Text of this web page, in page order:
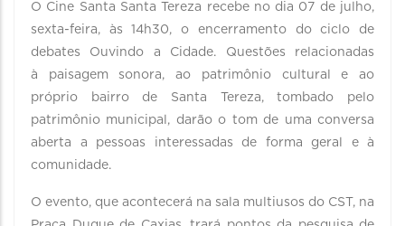
O Cine Santa Santa Tereza recebe no dia 07 de julho,
sexta-feira, às 14h30, o encerramento do ciclo de
debates Ouvindo a Cidade. Questões relacionadas
à paisagem sonora, ao patrimônio cultural e ao
próprio bairro de Santa Tereza, tombado pelo
patrimônio municipal, darão o tom de uma conversa
aberta a pessoas interessadas de forma geral e à
comunidade.
O evento, que acontecerá na sala multiusos do CST, na